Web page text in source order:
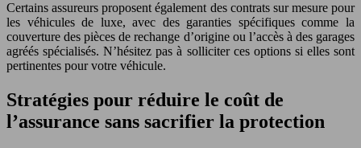
Certains assureurs proposent également des contrats sur mesure pour
les véhicules de luxe, avec des garanties spécifiques comme la
couverture des pièces de rechange d’origine ou l’accès à des garages
agréés spécialisés. N’hésitez pas à solliciter ces options si elles sont
pertinentes pour votre véhicule.
Stratégies pour réduire le coût de
l’assurance sans sacrifier la protection